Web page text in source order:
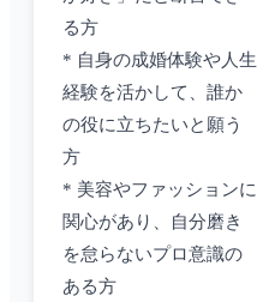
る方
* 自身の成婚体験や人生
経験を活かして、誰か
の役に立ちたいと願う
方
* 美容やファッションに
関心があり、自分磨き
を怠らないプロ意識の
ある方